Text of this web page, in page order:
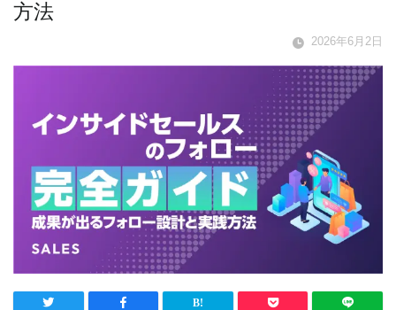
方法
2026年6月2日